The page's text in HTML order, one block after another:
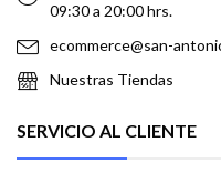
09:30 a 20:00 hrs.
ecommerce@san-
Nuestras Tiendas
SERVICIO AL CLIENTE